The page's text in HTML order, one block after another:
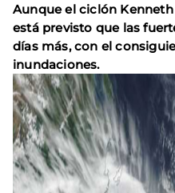
Aunque el ciclón
está previsto que las
días más, con el
inundaciones.